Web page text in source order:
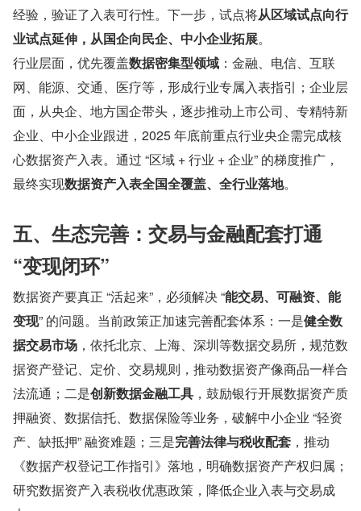
经验，验证了入表可行性。下一步，试点将从区域试点向行
业试点延伸，从国企向民企、中小企业拓展。
行业层面，优先覆盖数据密集型领域 ：金融、电信、互联
网、能源、交通、医疗等，形成行业专属入表指引；企业层
面，从央企、地方国企带头，逐步推动上市公司、专精特新
企业、中小企业跟进，2025 年底前重点行业央企需完成核
心数据资产入表。通过 “区域 + 行业 + 企业” 的梯度推广，
最终实现数据资产入表全国全覆盖、全行业落地。
五、生态完善：交易与金融配套打通
“变现闭环”
数据资产要真正 “活起来”，必须解决 “能交易、可融资、能
变现” 的问题。当前政策正加速完善配套体系：一是健全数
据交易市场 ，依托北京、上海、深圳等数据交易所，规范数
据资产登记、定价、交易规则，推动数据资产像商品一样合
法流通；二是创新数据金融工具 ，鼓励银行开展数据资产质
押融资、数据信托、数据保险等业务，破解中小企业 “轻资
产、缺抵押” 融资难题；三是完善法律与税收配套 ，推动
《数据产权登记工作指引》落地，明确数据资产产权归属；
研究数据资产入表税收优惠政策，降低企业入表与交易成